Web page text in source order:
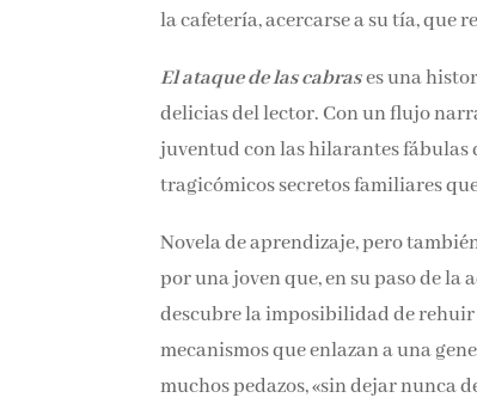
la cafetería, acercarse a su tía, que
El ataque de las cabrases una
delicias del lector. Con un flujo
juventud con las hilarantes fábulas
tragicómicos secretos familiares
Novela de aprendizaje, pero
por una joven que, en su paso de la
descubre la imposibilidad de rehuir
mecanismos que enlazan a una
muchos pedazos, «sin dejar nunca